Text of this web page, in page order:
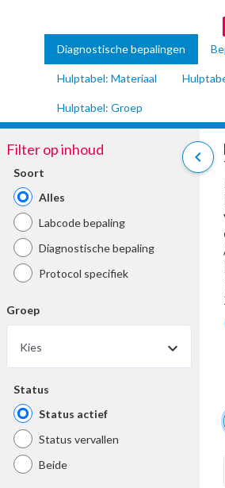
Diagnostische bepalingen
Hulptabel: Materiaal
Hulptabel: Groep
chevron_left
Filter op inhoud
Soort
Alles
Labcode bepaling
Diagnostische bepaling
Protocol specifiek
Groep
Kies
Status
Status actief
Status vervallen
Beide